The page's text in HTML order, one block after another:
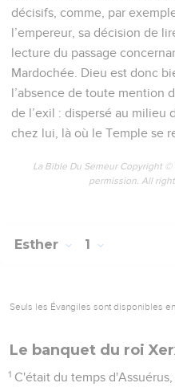
décisifs, comme, par
l’empereur, sa décision de
lecture du passage
Mardochée. Dieu est donc
l’absence de toute mention
de l’exil : dispersé au milieu
chez lui, là où le Temple se
La Bible Du Semeur Copyright ©
permission. All
Esther 1
Seuls les Évangiles sont disponibles
Le banquet du roi
1 C'était du temps